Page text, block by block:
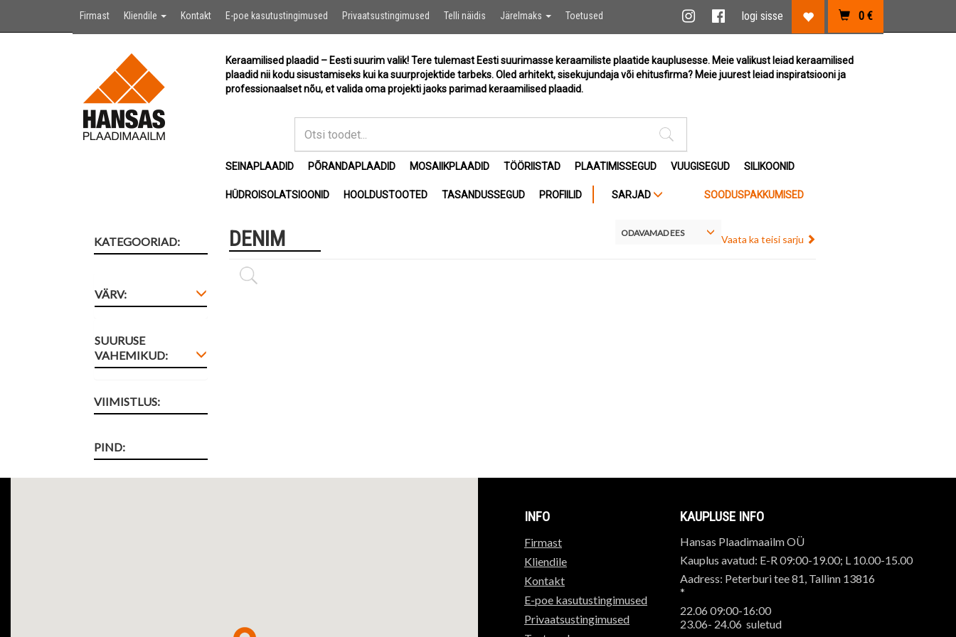
Firmast Kliendile Kontakt E-poe kasutustingimused Privaatsustingimused Telli näidis Järelmaks Toetused 0 €
Lemmikute link
logi sisse
Facebook link
Instagram link
Keraamilised plaadid – Eesti suurim valik! Tere tulemast Eesti suurimasse keraamiliste plaatide kauplusesse. Meie valikust leiad keraamilised
plaadid nii kodu sisustamiseks kui ka suurprojektide tarbeks. Oled arhitekt, sisekujundaja või ehitusfirma? Meie juurest leiad inspiratsiooni ja
professionaalset nõu, et valida oma projekti jaoks parimad keraamilised plaadid.
SEINAPLAADID PÕRANDAPLAADID MOSAIIKPLAADID TÖÖRIISTAD PLAATIMISSEGUD VUUGISEGUD SILIKOONID
HÜDROISOLATSIOONID HOOLDUSTOOTED TASANDUSSEGUD PROFIILID SOODUSPAKKUMISED
SARJAD
KATEGOORIAD:
VÄRV:
SUURUSE
VAHEMIKUD:
VIIMISTLUS:
PIND:
DENIM Vaata ka teisi sarju
ODAVAMAD EES
INFO
Firmast
Kliendile
Kontakt
E-poe kasutustingimused
Privaatsustingimused
KAUPLUSE INFO
Hansas Plaadimaailm OÜ
Kauplus avatud: E-R 09:00-19.00; L 10.00-15.00
Aadress: Peterburi tee 81, Tallinn 13816
*
22.06 09:00-16:00
23.06- 24.06 suletud